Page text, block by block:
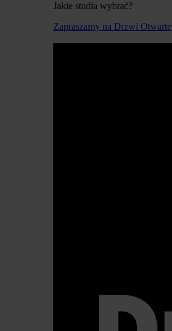
Jakie studia wybrać?
Zapraszamy na Drzwi Otwarte